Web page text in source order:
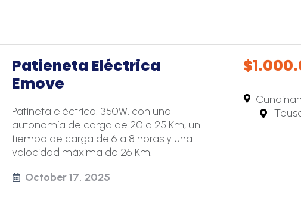
Patieneta Eléctrica
Emove
Patineta eléctrica, 350W, con una
autonomía de carga de 20 a 25 Km, un
tiempo de carga de 6 a 8 horas y una
velocidad máxima de 26 Km.
October 17, 2025